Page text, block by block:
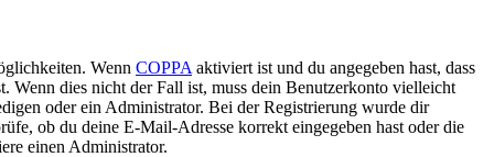
Wenn COPPA aktiviert ist und du angegeben hast, dass
Wenn dies nicht der Fall ist, muss dein Benutzerkonto vielleicht
oder ein Administrator. Bei der Registrierung wurde dir
ob du deine E-Mail-Adresse korrekt eingegeben hast oder die
einen Administrator.